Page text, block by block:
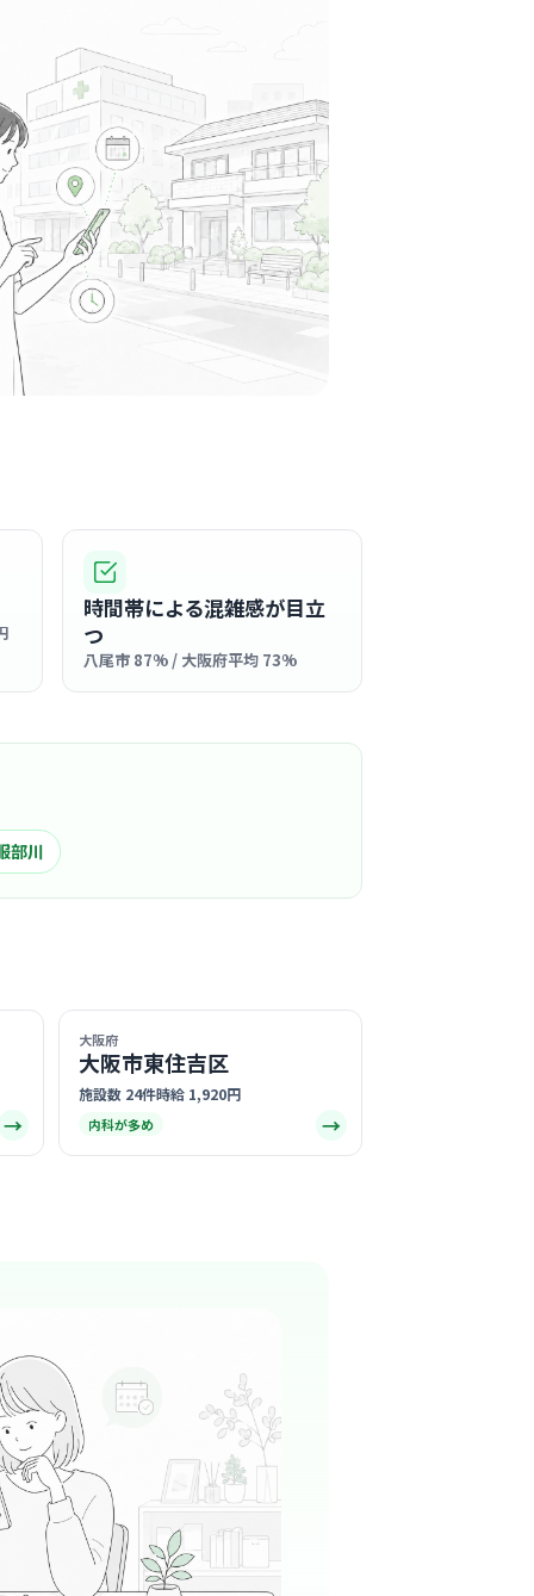
この周辺の募集を確認 →
気になる
老人ホーム エナジー青山
イフ
本駅周辺
設
ひとりの「その人らしさ」を大切にする方針
ッフも笑顔で寄り添うような、非常に温かみ
ホームな施設です。
総合病院
のチームワークが抜群で、お互いにフォロー
る職場です。
この周辺の募集を確認 →
ィースクリニック
尾駅周辺
気になる
この周辺の募集を確認 →
喉科医院
尾駅周辺
時間帯による混雑感が目立
つ
八尾市 87% / 大阪府平均 73%
部川
→
大阪府
大阪市東住吉区
施設数 24件時給 1,920円
内科が多め →